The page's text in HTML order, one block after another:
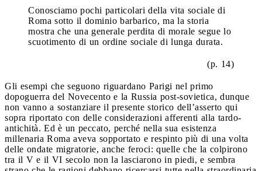
Conosciamo pochi particolari della vita sociale di
Roma sotto il dominio barbarico, ma la storia
mostra che una generale perdita di morale segue lo
scuotimento di un ordine sociale di lunga durata.
(p. 14)
Gli esempi che seguono riguardano Parigi nel primo
dopoguerra del Novecento e la Russia post-sovietica, dunque
non vanno a sostanziare il presente storico dell’asserto qui
sopra riportato con delle considerazioni afferenti alla tardo-
antichità. Ed è un peccato, perché nella sua esistenza
millenaria Roma aveva sopportato e respinto più di una volta
delle ondate migratorie, anche feroci: quelle che la colpirono
tra il V e il VI secolo non la lasciarono in piedi, e sembra